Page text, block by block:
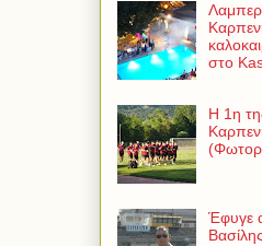
στο
Η 1η
Έφυγε